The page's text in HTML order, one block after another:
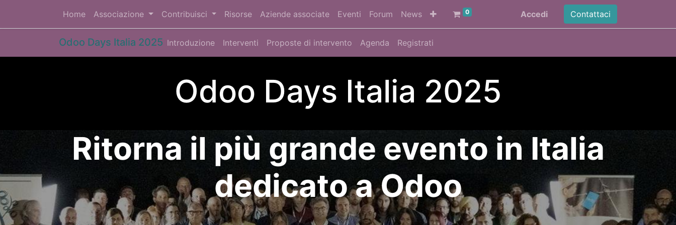
Home Associazione Contribuisci Risorse Aziende associate Eventi Forum News 0 Accedi Contattaci
Odoo Days Italia 2025 Introduzione Interventi Proposte di intervento Agenda Registrati
Odoo Days Italia 2025
Ritorna il più grande evento in Italia
dedicato a Odoo